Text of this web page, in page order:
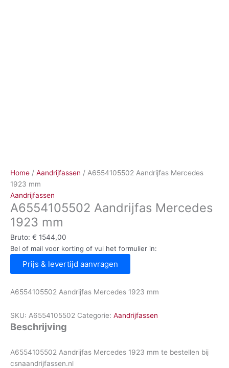
Home / Aandrijfassen / A6554105502 Aandrijfas Mercedes
1923 mm
Aandrijfassen
A6554105502 Aandrijfas Mercedes
1923 mm
Bruto: € 1544,00
Bel of mail voor korting of vul het formulier in:
Prijs & levertijd aanvragen
A6554105502 Aandrijfas Mercedes 1923 mm
SKU: A6554105502 Categorie: Aandrijfassen
Beschrijving
A6554105502 Aandrijfas Mercedes 1923 mm te bestellen bij
csnaandrijfassen.nl